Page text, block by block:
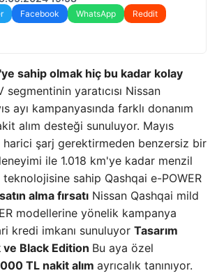
Facebook WhatsApp
Reddit
sahip olmak hiç bu kadar kolay
segmentinin yaratıcısı Nissan
ayı kampanyasında farklı donanım
alım desteği sunuluyor. Mayıs
harici şarj gerektirmeden benzersiz bir
ile 1.018 km'ye kadar menzil
teknolojisine sahip Qashqai e-POWER
alma fırsatı Nissan Qashqai mild
modellerine yönelik kampanya
kredi imkanı sunuluyor Tasarım
ve Black Edition Bu aya özel
TL nakit alım ayrıcalık tanınıyor.